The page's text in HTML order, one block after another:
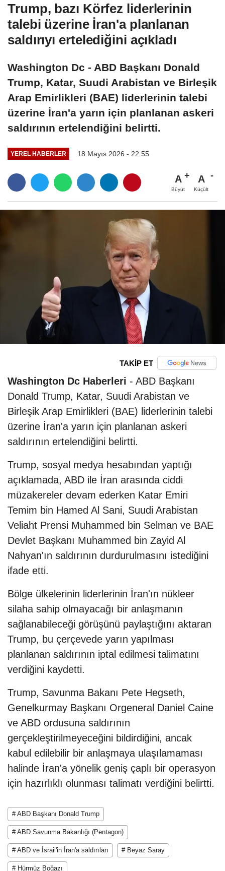
Trump, bazı Körfez liderlerinin
talebi üzerine İran'a planlanan
saldırıyı ertelediğini açıkladı
Washington Dc - ABD Başkanı Donald
Trump, Katar, Suudi Arabistan ve Birleşik
Arap Emirlikleri (BAE) liderlerinin talebi
üzerine İran'a yarın için planlanan askeri
saldırının ertelendiğini belirtti.
YEREL HABERLER 18 Mayıs 2026 - 22:55
A
Büyüt
A
Küçült
TAKİP ET
Washington Dc Haberleri - ABD Başkanı
Donald Trump, Katar, Suudi Arabistan ve
Birleşik Arap Emirlikleri (BAE) liderlerinin talebi
üzerine İran'a yarın için planlanan askeri
saldırının ertelendiğini belirtti.
Trump, sosyal medya hesabından yaptığı
açıklamada, ABD ile İran arasında ciddi
müzakereler devam ederken Katar Emiri
Temim bin Hamed Al Sani, Suudi Arabistan
Veliaht Prensi Muhammed bin Selman ve BAE
Devlet Başkanı Muhammed bin Zayid Al
Nahyan'ın saldırının durdurulmasını istediğini
ifade etti.
Bölge ülkelerinin liderlerinin İran'ın nükleer
silaha sahip olmayacağı bir anlaşmanın
sağlanabileceği görüşünü paylaştığını aktaran
Trump, bu çerçevede yarın yapılması
planlanan saldırının iptal edilmesi talimatını
verdiğini kaydetti.
Trump, Savunma Bakanı Pete Hegseth,
Genelkurmay Başkanı Orgeneral Daniel Caine
ve ABD ordusuna saldırının
gerçekleştirilmeyeceğini bildirdiğini, ancak
kabul edilebilir bir anlaşmaya ulaşılamaması
halinde İran'a yönelik geniş çaplı bir operasyon
için hazırlıklı olunması talimatı verdiğini belirtti.
# ABD Başkanı Donald Trump
# ABD Savunma Bakanlığı (Pentagon)
# ABD ve İsrail'in İran'a saldırıları # Beyaz Saray
# Hürmüz Boğazı